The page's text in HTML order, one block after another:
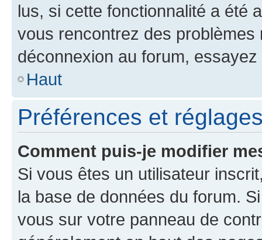
lus, si cette fonctionnalité a été
vous rencontrez des
déconnexion au forum,
Haut
Préférences et
Comment puis-je modifier
Si vous êtes un utilisateur
la base de données du forum.
vous sur votre panneau de